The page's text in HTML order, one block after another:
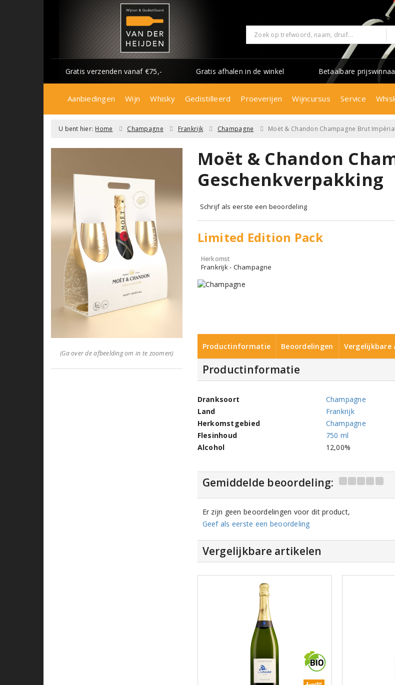
Gratis verzenden vanaf €75,- Gratis afhalen in de winkel Betaalbare
Aanbiedingen Wijn Whisky Gedistilleerd Proeverijen Wijncursus Service
U bent hier: Home Champagne Frankrijk Champagne Moët & Chandon Champagne Brut
(Ga over de afbeelding om in te zoomen)
Moët & Chandon
Geschenkverpakking
Schrijf als eerste een beoordeling
Limited Edition Pack
Herkomst
Frankrijk - Champagne
Productinformatie Beoordelingen Vergelijkbare
Productinformatie
Dranksoort
Champagne
Land
Frankrijk
Herkomstgebied
Champagne
Flesinhoud
750 ml
Alcohol
12,00%
Gemiddelde beoordeling:
Er zijn geen beoordelingen voor dit product,
Geef als eerste een beoordeling
Vergelijkbare artikelen